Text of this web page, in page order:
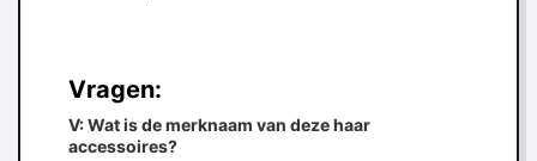
Vragen:
V: Wat is de merknaam van deze haar
accessoires?